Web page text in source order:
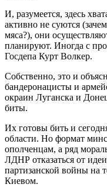
И, разумеется, здесь
активно не суются
мяса?), они
планируют. Иногда с
Госдепа Курт Волкер.
Собственно, это и
бандеронацисты и
окраин Луганска и
биты.
Их готовы бить и
области. Но формат
ополченцам, а ряд
ЛДНР отказаться от
партизанской войны на
Киевом.